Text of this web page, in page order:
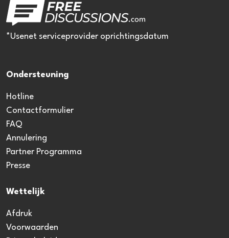
*Usenet serviceprovider oprichtingsdatum
Ondersteuning
Hotline
Contactformulier
FAQ
Annulering
Partner Programma
Presse
Wettelijk
Afdruk
Voorwaarden